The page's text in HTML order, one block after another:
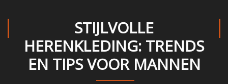
STIJLVOLLE
HERENKLEDING: TRENDS
EN TIPS VOOR MANNEN